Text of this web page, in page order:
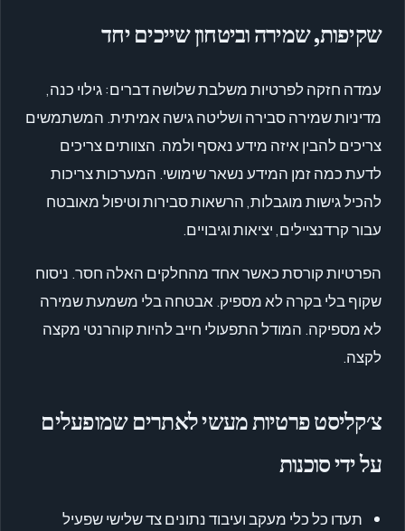
שקיפות, שמירה וביטחון שייכים יחד
עמדה חזקה לפרטיות משלבת שלושה דברים: גילוי כנה,
מדיניות שמירה סבירה ושליטה גישה אמיתית. המשתמשים
צריכים להבין איזה מידע נאסף ולמה. הצוותים צריכים
לדעת כמה זמן המידע נשאר שימושי. המערכות צריכות
להכיל גישות מוגבלות, הרשאות סבירות וטיפול מאובטח
עבור קרדנציילים, יציאות וגיבויים.
הפרטיות קורסת כאשר אחד מהחלקים האלה חסר. ניסוח
שקוף בלי בקרה לא מספיק. אבטחה בלי משמעת שמירה
לא מספיקה. המודל התפעולי חייב להיות קוהרנטי מקצה
לקצה.
צ׳קליסט פרטיות מעשי לאתרים שמופעלים
על ידי סוכנות
תעדו כל כלי מעקב ועיבוד נתונים צד שלישי שפעיל